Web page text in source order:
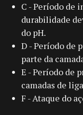
C - Período de
durabilidade
do pH.
D - Período de
parte da
E - Período de
camadas de
F - Ataque do